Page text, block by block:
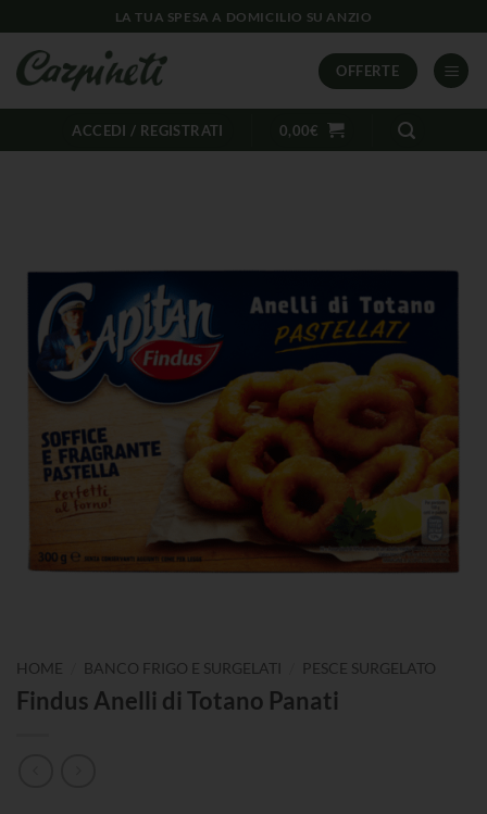
LA TUA SPESA A DOMICILIO SU ANZIO
OFFERTE
ACCEDI / REGISTRATI 0,00€
HOME BANCO FRIGO E SURGELATI PESCE SURGELATO
Findus Anelli di Totano Panati